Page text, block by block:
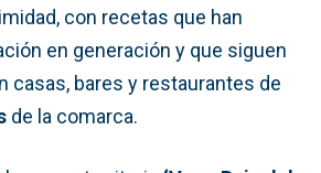
con recetas que han
en generación y que siguen
casas, bares y restaurantes de
de la comarca.